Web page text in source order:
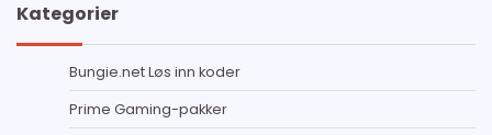
Kategorier
Bungie.net Løs inn koder
Prime Gaming-pakker